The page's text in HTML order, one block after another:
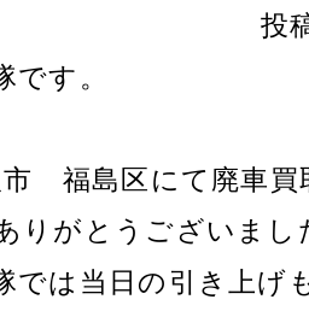
投
です。
福島区にて廃車買
りがとうございまし
では当日の引き上げ